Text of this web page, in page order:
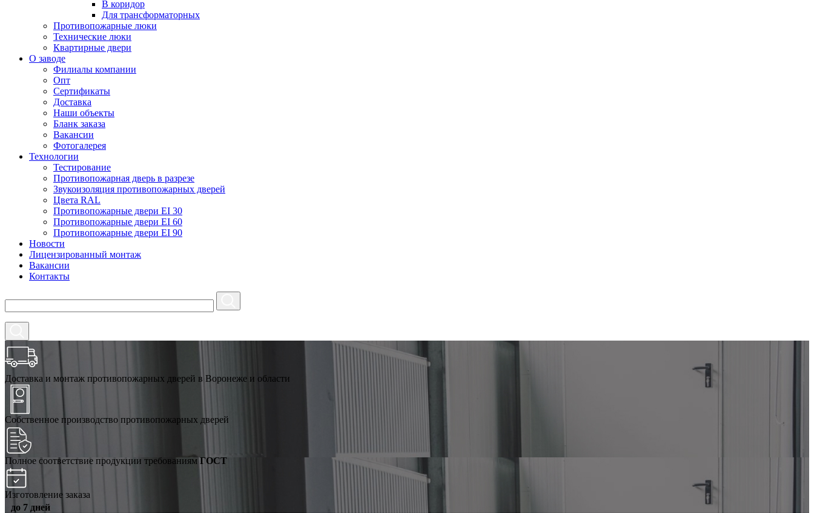
В коридор
Для трансформаторных
Противопожарные люки
Технические люки
Квартирные двери
О заводе
Филиалы компании
Опт
Сертификаты
Доставка
Наши объекты
Бланк заказа
Вакансии
Фотогалерея
Технологии
Тестирование
Противопожарная дверь в разрезе
Звукоизоляция противопожарных дверей
Цвета RAL
Противопожарные двери EI 30
Противопожарные двери EI 60
Противопожарные двери EI 90
Новости
Лицензированный монтаж
Вакансии
Контакты
Доставка и монтаж противопожарных дверей в Воронеже и области
Собственное производство противопожарных дверей
Полное соответствие продукции требованиямГОСТ
Изготовление заказа
до 7 дней